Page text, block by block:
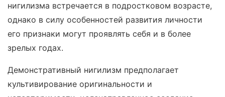
нигилизма встречается в подростковом возрасте,
однако в силу особенностей развития личности
его признаки могут проявлять себя и в более
зрелых годах.
Демонстративный нигилизм предполагает
культивирование оригинальности и